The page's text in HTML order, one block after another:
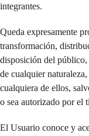
integrantes.
Queda expresamente
transformación,
disposición del
de cualquier
cualquiera de ellos,
o sea autorizado por el
El Usuario conoce y